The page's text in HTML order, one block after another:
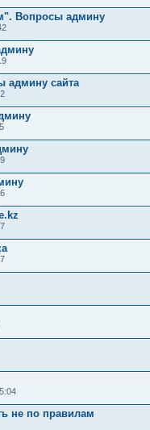
Вопросы админу
админу сайта
не по правилам